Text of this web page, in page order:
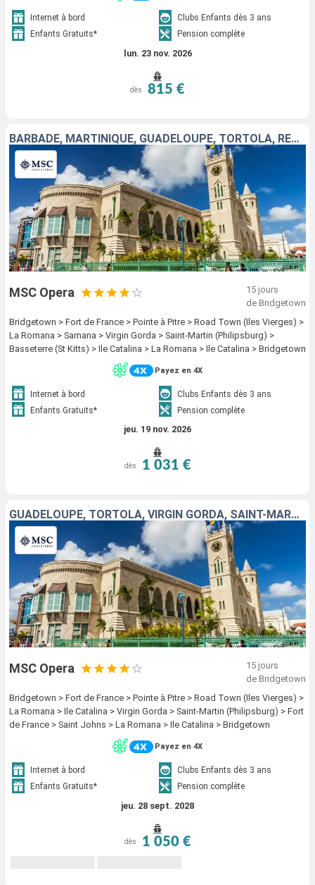
Internet à bord
Clubs Enfants dès 3 ans
Enfants Gratuits*
Pension complète
lun. 23 nov. 2026
dès 815 €
BARBADE, MARTINIQUE, GUADELOUPE, TORTOLA, RÉPUBLIQUE DOMINICAINE, VIRGIN GORDA, SAINT-MARTIN, SAINT-CHRISTOPHE-ET-NIÉVÈS
MSC Opera
15 jours
de Bridgetown
Bridgetown > Fort de France > Pointe à Pitre > Road Town (Iles Vierges) >
La Romana > Samana > Virgin Gorda > Saint-Martin (Philipsburg) >
Basseterre (St Kitts) > Ile Catalina > La Romana > Ile Catalina > Bridgetown
Payez en 4X
Internet à bord
Clubs Enfants dès 3 ans
Enfants Gratuits*
Pension complète
jeu. 19 nov. 2026
dès 1 031 €
GUADELOUPE, TORTOLA, VIRGIN GORDA, SAINT-MARTIN, MARTINIQUE, ANTIGUA-ET-BARBUDA, RÉPUBLIQUE DOMINICAINE, BARBADE
MSC Opera
15 jours
de Bridgetown
Bridgetown > Fort de France > Pointe à Pitre > Road Town (Iles Vierges) >
La Romana > Ile Catalina > Virgin Gorda > Saint-Martin (Philipsburg) > Fort
de France > Saint Johns > La Romana > Ile Catalina > Bridgetown
Payez en 4X
Internet à bord
Clubs Enfants dès 3 ans
Enfants Gratuits*
Pension complète
jeu. 28 sept. 2028
dès 1 050 €